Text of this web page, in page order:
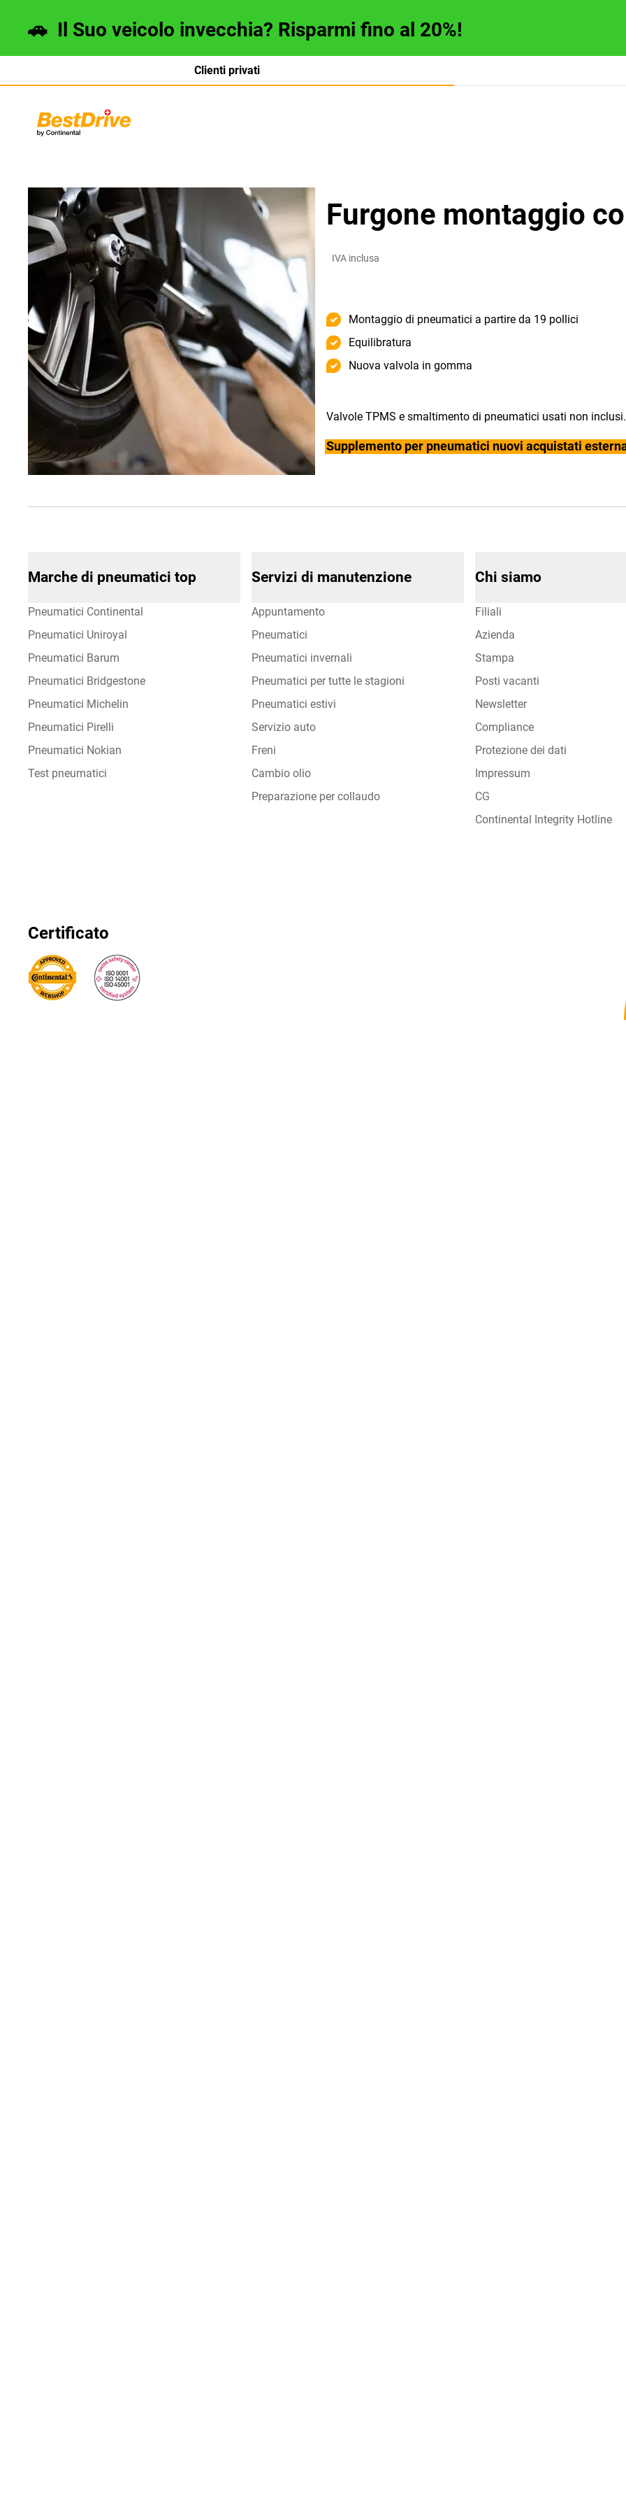
🚗 Il Suo veicolo invecchia? Risparmi fino al 20%!
Clienti privati
Deutsch
Furgone montaggio
Montaggio di pneumatici a partire da 19 pollici
Equilibratura
Nuova valvola in gomma
Valvole TPMS e smaltimento di pneumatici usati non inclusi.
Supplemento per pneumatici nuovi acquistati
IVA inclusa
Marche di pneumatici top
Pneumatici Continental
Pneumatici Uniroyal
Pneumatici Barum
Pneumatici Bridgestone
Pneumatici Michelin
Pneumatici Pirelli
Pneumatici Nokian
Test pneumatici
Servizi di manutenzione
Appuntamento
Pneumatici
Pneumatici invernali
Pneumatici per tutte le stagioni
Pneumatici estivi
Servizio auto
Freni
Cambio olio
Preparazione per collaudo
Chi siamo
Filiali
Azienda
Stampa
Posti vacanti
Newsletter
Compliance
Protezione dei dati
Impressum
CG
Continental Integrity Hotline
Certificato